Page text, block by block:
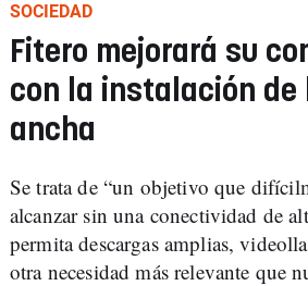
SOCIEDAD
Fitero mejorará su
con la instalación de
ancha
Se trata de “un objetivo que
alcanzar sin una conectividad de
permita descargas amplias,
otra necesidad más relevante que